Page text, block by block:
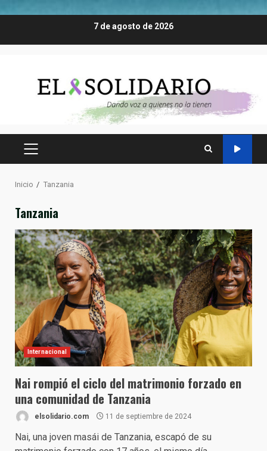
7 de agosto de 2026
MENÚ
Inicio Tanzania
Tanzania
Internacional
Nai rompió el ciclo del matrimonio forzado en
una comunidad de Tanzania
elsolidario.com 11 de septiembre de 2024
Nai, una joven masái de Tanzania, escapó de su